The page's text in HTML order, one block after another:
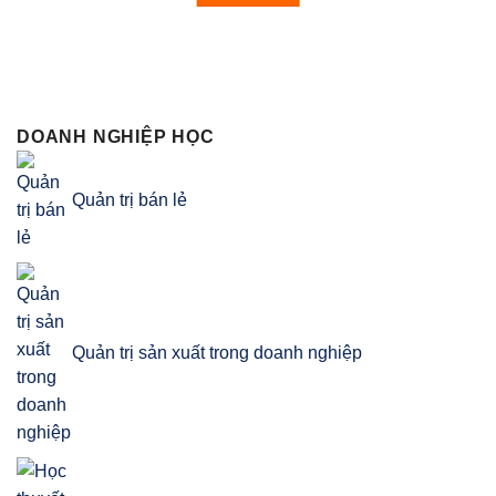
DOANH NGHIỆP HỌC
Quản trị bán lẻ
Quản trị sản xuất trong doanh nghiệp